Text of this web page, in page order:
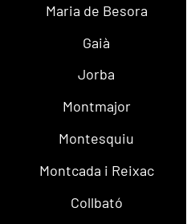
Maria de Besora
Gaià
Jorba
Montmajor
Montesquiu
Montcada i Reixac
Collbató